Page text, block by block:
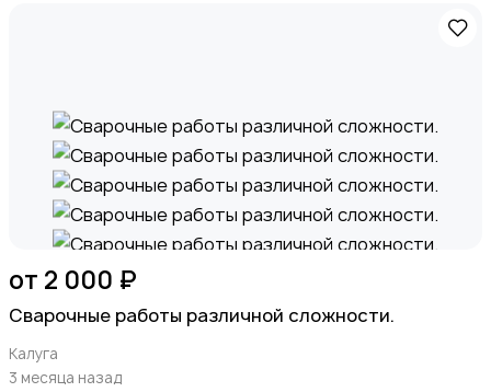
от 2 000 ₽
Сварочные работы различной сложности.
Калуга
3 месяца назад